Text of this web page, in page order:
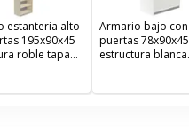
estanteria alto
195x90x45
roble tapa
Armario bajo con
puertas 78x90x45
estructura blanca